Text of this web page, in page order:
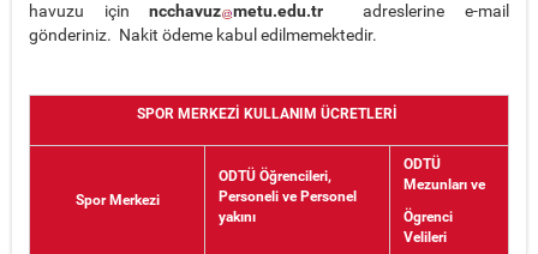
havuzu için
ncchavuz metu.edu.tr
adreslerine e-mail
gönderiniz. Nakit ödeme kabul edilmemektedir.
SPOR MERKEZİ KULLANIM ÜCRETLERİ
Spor Merkezi
ODTÜ Öğrencileri,
Personeli ve Personel
yakını
ODTÜ
Mezunları ve
Ögrenci
Velileri